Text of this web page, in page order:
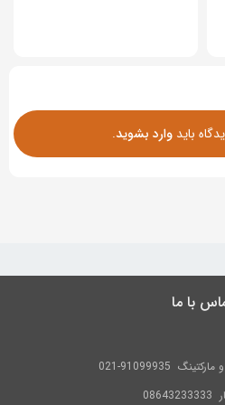
باید وارد بشوید.
با ما
مارکتینگ 91099935-021